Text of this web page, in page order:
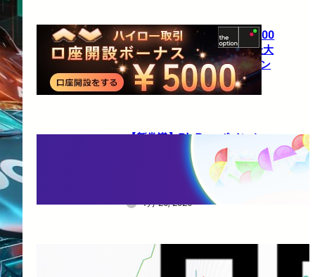
【theoption】口座開設で5,000
円！さらに仮想通貨入金で最大
10%還元の超豪華キャンペーン
1月 27, 2026
【新常識】BigBossポイント
（BBP）を使い倒せ！取引のた
びに還元される豪華特典のすべ
1月 26, 2026
HFMは日本人でも使えますか？